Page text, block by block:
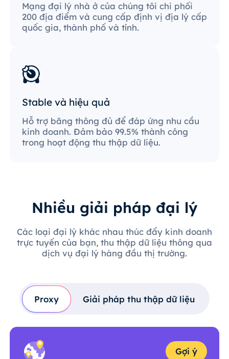
Mạng đại lý nhà ở của chúng tôi chi phối
200 địa điểm và cung cấp định vị địa lý cấp
quốc gia, thành phố và tỉnh.
Stable và hiệu quả
Hỗ trợ băng thông đủ để đáp ứng nhu cầu
kinh doanh. Đảm bảo 99.5% thành công
trong hoạt động thu thập dữ liệu.
Nhiều giải pháp đại lý
Các loại đại lý khác nhau thúc đẩy kinh doanh
trực tuyến của bạn, thu thập dữ liệu thông qua
dịch vụ đại lý hàng đầu thị trường.
Proxy Giải pháp thu thập dữ liệu
Gợi ý